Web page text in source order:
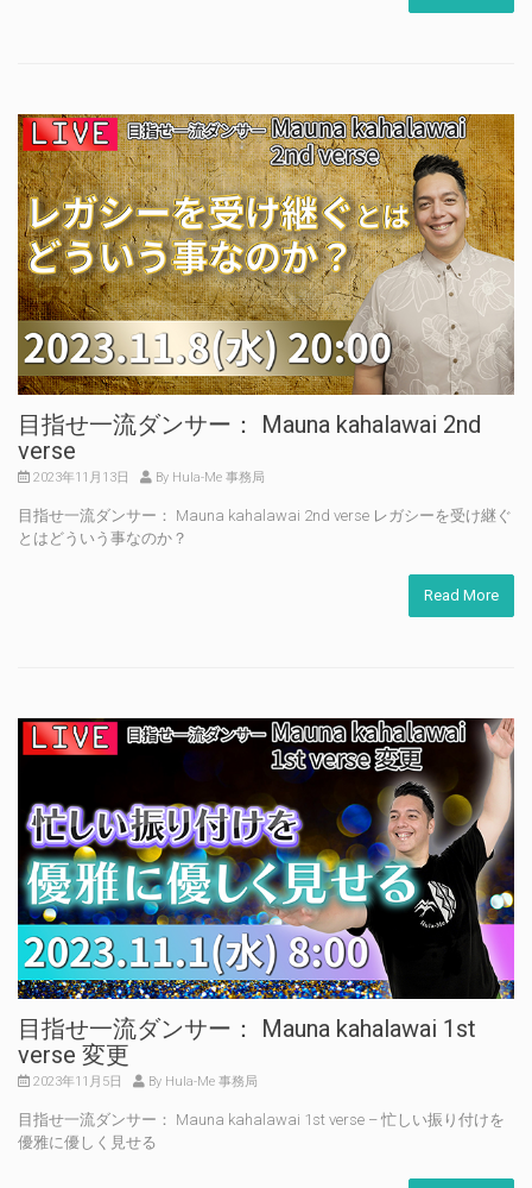
目指せ一流ダンサー： Mauna kahalawai 2nd
verse
2023年11月13日 By Hula-Me 事務局
目指せ一流ダンサー： Mauna kahalawai 2nd verse レガシーを受け継ぐ
とはどういう事なのか？
Read More
目指せ一流ダンサー： Mauna kahalawai 1st
verse 変更
2023年11月5日 By Hula-Me 事務局
目指せ一流ダンサー： Mauna kahalawai 1st verse – 忙しい振り付けを
優雅に優しく見せる